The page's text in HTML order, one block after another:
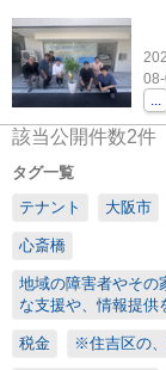
該当公開件数2件
タグ一覧
テナント
大阪市
心斎橋
地域の障害者やその
な支援や、情報提供
税金 ※住吉区の